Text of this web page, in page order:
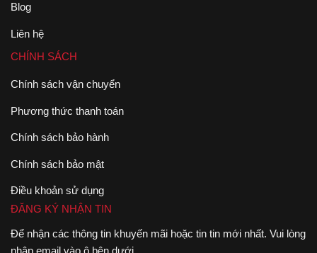
Blog
Liên hệ
CHÍNH SÁCH
Chính sách vận chuyển
Phương thức thanh toán
Chính sách bảo hành
Chính sách bảo mật
Điều khoản sử dụng
ĐĂNG KÝ NHẬN TIN
Để nhận các thông tin khuyến mãi hoặc tin tin mới nhất. Vui lòng